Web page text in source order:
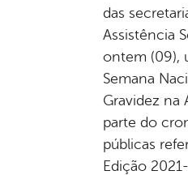
das
Assistência
ontem (09),
Semana
Gravidez na
parte do
públicas
Edição